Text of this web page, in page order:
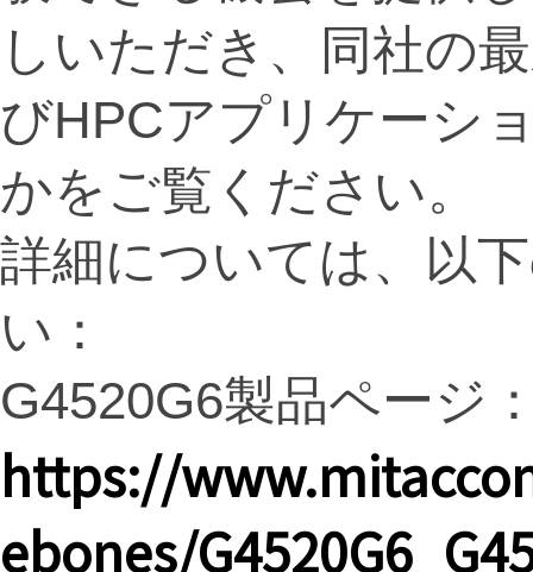
しいただき、同社の
びHPCアプリケーシ
かをご覧ください。
詳細については、以
い：
G4520G6製品ページ
https://
ebones/